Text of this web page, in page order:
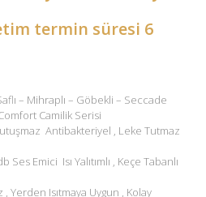
termin süresi 6
– Mihraplı – Göbekli – Seccade
Camilik Serisi
Antibakteriyel , Leke Tutmaz
Emici Isı Yalıtımlı , Keçe Tabanlı
, Yerden Isıtmaya Uygun , Kolay